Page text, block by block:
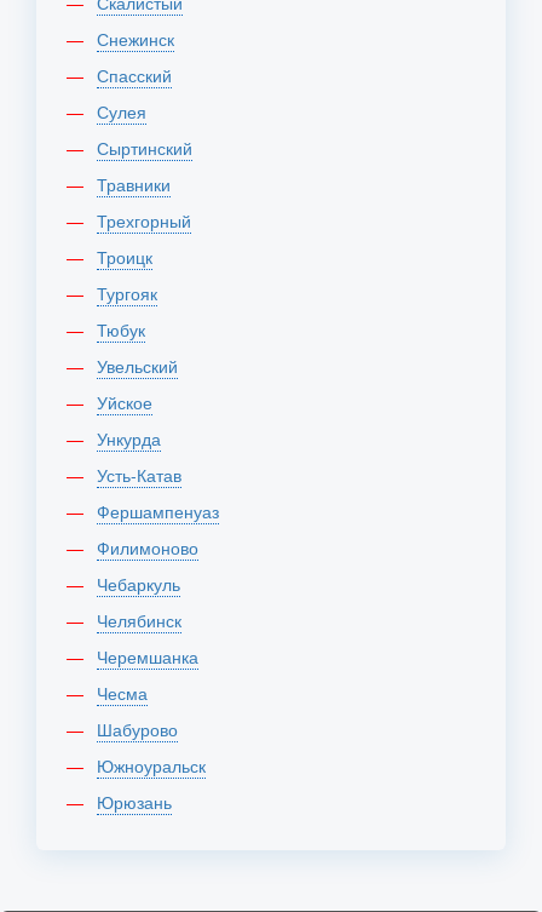
Снежинск
Спасский
Сулея
Сыртинский
Травники
Трехгорный
Троицк
Тургояк
Тюбук
Увельский
Уйское
Ункурда
Усть-Катав
Фершампенуаз
Филимоново
Чебаркуль
Челябинск
Черемшанка
Чесма
Шабурово
Южноуральск
Юрюзань